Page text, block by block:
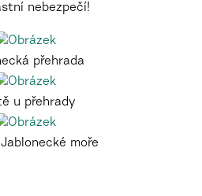
nebezpečí!
přehrada
u přehrady
moře